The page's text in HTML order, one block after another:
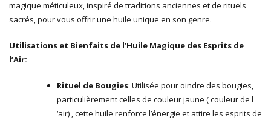
magique méticuleux, inspiré de traditions anciennes et de rituels
sacrés, pour vous offrir une huile unique en son genre.
Utilisations et Bienfaits de l’Huile Magique des Esprits de
l’Air:
Rituel de Bougies: Utilisée pour oindre des bougies,
particulièrement celles de couleur jaune ( couleur de l
‘air) , cette huile renforce l’énergie et attire les esprits de